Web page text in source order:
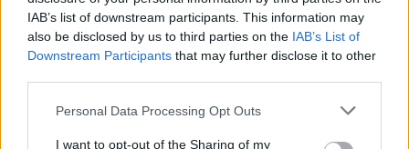
IAB’s list of downstream participants. This information may
also be disclosed by us to third parties on the IAB’s List of
Downstream Participants that may further disclose it to other
Personal Data Processing Opt Outs
I want to opt-out of the Sharing of my
VÝPREDAJ
BLUTSGESCHWISTER RUŽOVÁ ZAMATOVÁ ČELENKA
14,95 €